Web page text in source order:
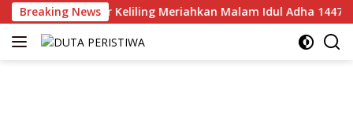
Langsung
ke
konten
Breaking News
Takbir Keliling Meriahkan Malam Idul Adha 1447 H di